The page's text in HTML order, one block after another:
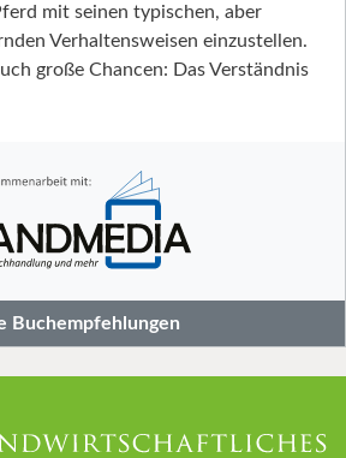
mit seinen typischen, aber
Verhaltensweisen einzustellen.
große Chancen: Das Verständnis
Buchempfehlungen